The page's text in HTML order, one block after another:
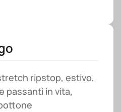
ripstop, estivo,
passanti in vita,